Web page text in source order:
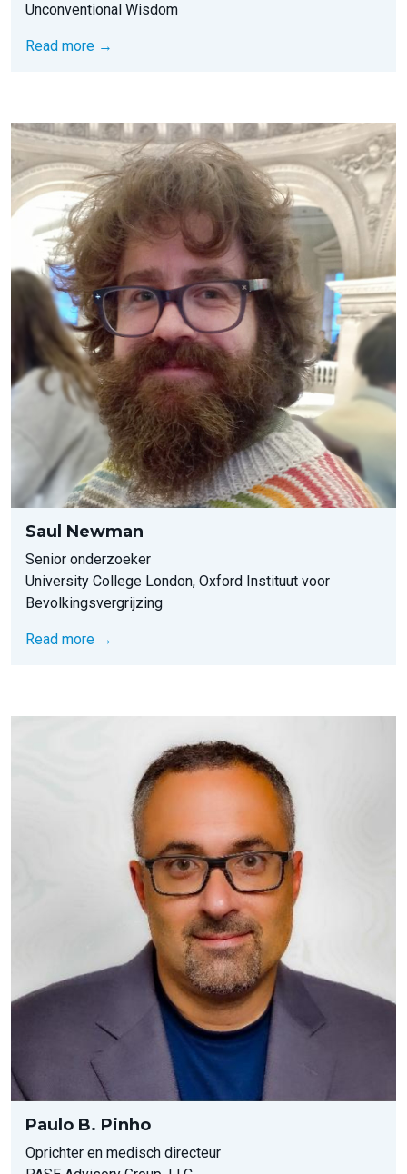
Unconventional Wisdom
Read more →
Saul Newman
Senior onderzoeker
University College London, Oxford Instituut voor
Bevolkingsvergrijzing
Read more →
Paulo B. Pinho
Oprichter en medisch directeur